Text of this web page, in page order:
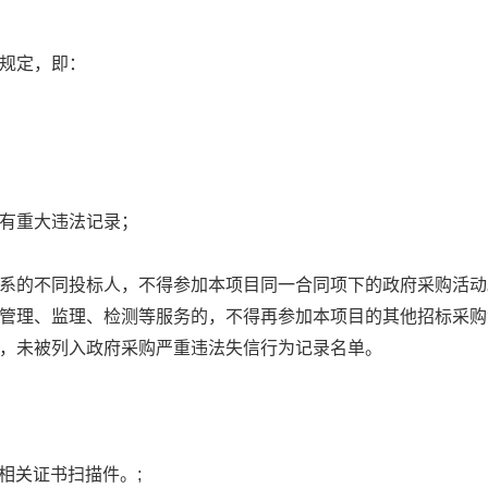
定，即：
重大违法记录；
不同投标人，不得参加本项目同一合同项下的政府采购活动
、监理、检测等服务的，不得再参加本项目的其他招标采购
被列入政府采购严重违法失信行为记录名单。
关证书扫描件。;